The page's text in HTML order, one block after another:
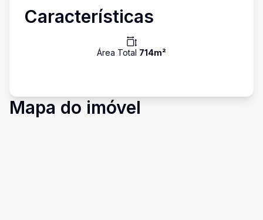
Características
Área Total 714m²
Mapa do imóvel